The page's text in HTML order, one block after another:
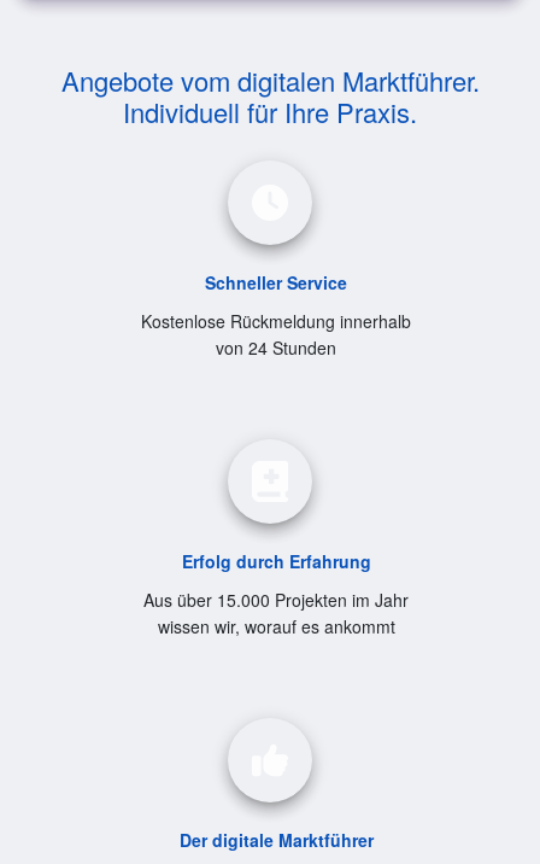
Angebote vom digitalen Marktführer.
Individuell für Ihre Praxis.
Schneller Service
Kostenlose Rückmeldung innerhalb
von 24 Stunden
Erfolg durch Erfahrung
Aus über 15.000 Projekten im Jahr
wissen wir, worauf es ankommt
Der digitale Marktführer